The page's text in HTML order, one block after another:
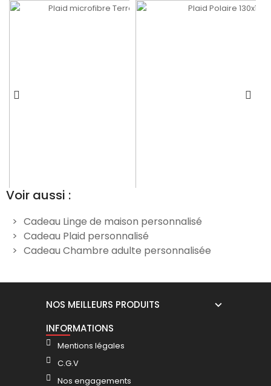
Plaid microfibre Terracotta
125x150 personnalisé
Plaid polaire Rouge 130x160
personnalisé
Voir aussi :
Cadeau Linge de maison personnalisé
Cadeau Plaid personnalisé
Cadeau Chambre adulte personnalisée
NOS MEILLEURS PRODUITS
INFORMATIONS
Mentions légales
C.G.V
Nos engagements